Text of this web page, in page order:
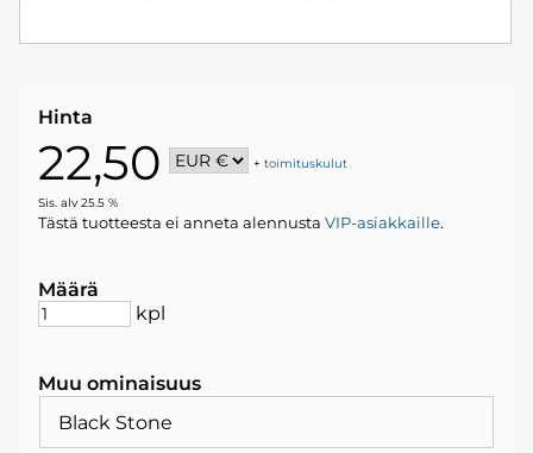
Hinta
22,50 +toimituskulut
Sis. alv 25.5 %
Tästä tuotteesta ei anneta alennusta VIP-asiakkaille.
Määrä
kpl
Muu ominaisuus
Black Stone